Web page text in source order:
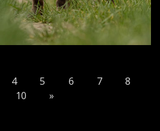
4 5 6 7
8
10 »